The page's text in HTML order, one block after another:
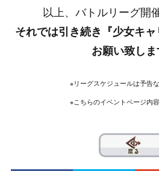
以上、バトルリーグ開
それでは引き続き『少女キ
お願い致しま
※リーグスケジュールは予告
※こちらのイベントページ内